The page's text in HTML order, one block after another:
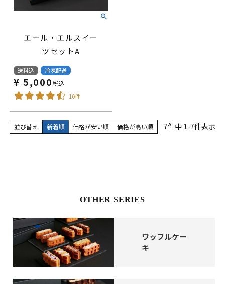
エール・エルスイー
ツセットA
送料込 冷凍配送
¥ 5,000税込
10件
並び替え 新着順 価格が安い順 価格が高い順 7件中 1-7件表示
OTHER SERIES
ワッフルケー
キ